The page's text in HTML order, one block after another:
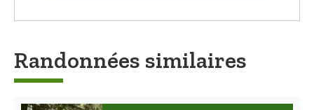
Randonnées similaires